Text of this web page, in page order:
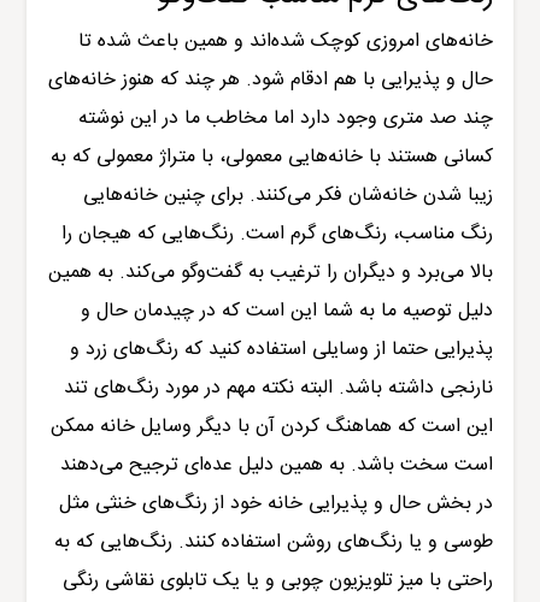
خانه‌های امروزی کوچک شده‌اند و همین باعث شده تا
حال و پذیرایی با هم ادقام شود. هر چند که هنوز خانه‌های
چند صد متری وجود دارد اما مخاطب ما در این نوشته
کسانی هستند با خانه‌هایی معمولی، با متراژ معمولی که به
زیبا شدن خانه‌شان فکر می‌کنند. برای چنین خانه‌هایی
رنگ مناسب، رنگ‌های گرم است. رنگ‌هایی که هیجان را
بالا می‌برد و دیگران را ترغیب به گفت‌وگو می‌کند. به همین
دلیل توصیه ما به شما این است که در چیدمان حال و
پذیرایی حتما از وسایلی استفاده کنید که رنگ‌های زرد و
نارنجی داشته باشد. البته نکته مهم در مورد رنگ‌های تند
این است که هماهنگ کردن آن با دیگر وسایل خانه ممکن
است سخت باشد. به همین دلیل عده‌ای ترجیح می‌دهند
در بخش حال و پذیرایی خانه خود از رنگ‌های خنثی مثل
طوسی و یا رنگ‌های روشن استفاده کنند. رنگ‌هایی که به
راحتی با میز تلویزیون چوبی و یا یک تابلوی نقاشی رنگی